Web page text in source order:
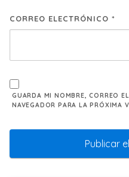
CORREO ELECTRÓNICO *
GUARDA MI NOMBRE, CORREO
NAVEGADOR PARA LA PRÓXIMA